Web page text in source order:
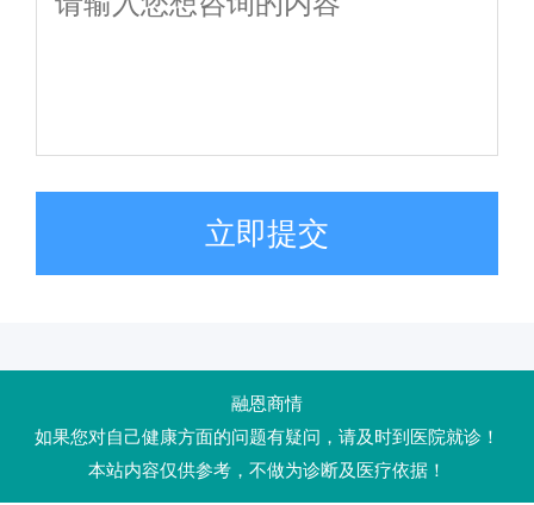
立即提交
融恩商情
如果您对自己健康方面的问题有疑问，请及时到医院就诊！
本站内容仅供参考，不做为诊断及医疗依据！